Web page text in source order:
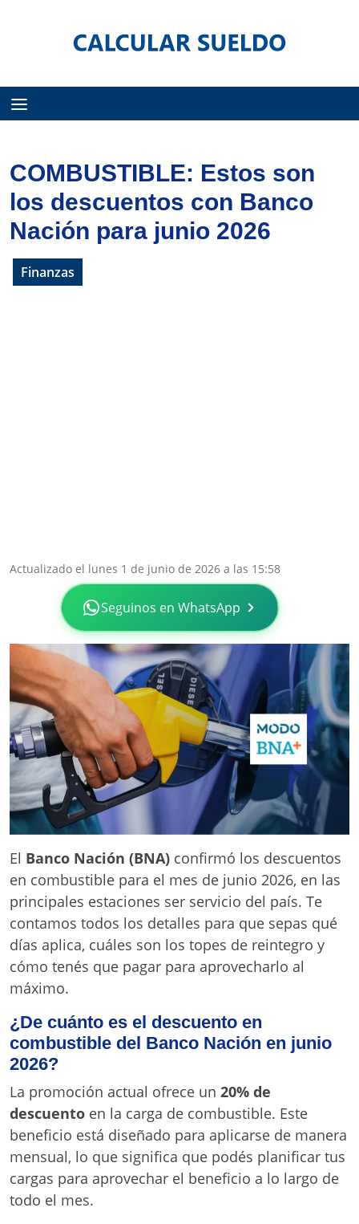
COMBUSTIBLE: Estos son
los descuentos con Banco
Nación para junio 2026
Finanzas
Actualizado el lunes 1 de junio de 2026 a las 15:58
Seguinos en WhatsApp
El Banco Nación (BNA) confirmó los descuentos
en combustible para el mes de junio 2026, en las
principales estaciones ser servicio del país. Te
contamos todos los detalles para que sepas qué
días aplica, cuáles son los topes de reintegro y
cómo tenés que pagar para aprovecharlo al
máximo.
¿De cuánto es el descuento en
combustible del Banco Nación en junio
2026?
La promoción actual ofrece un 20% de
descuento en la carga de combustible. Este
beneficio está diseñado para aplicarse de manera
mensual, lo que significa que podés planificar tus
cargas para aprovechar el beneficio a lo largo de
todo el mes.